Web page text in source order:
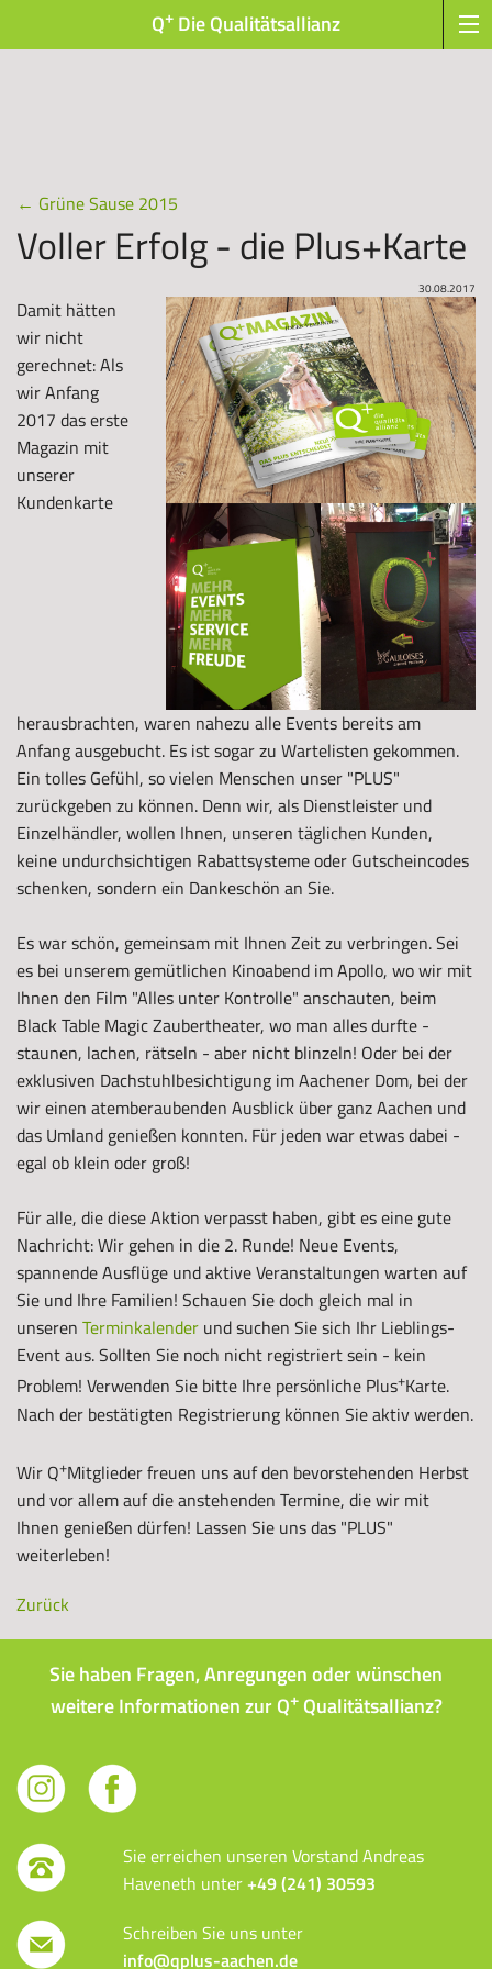
Q+ Die Qualitätsallianz
← Grüne Sause 2015
Voller Erfolg - die Plus+Karte
30.08.2017
Damit hätten
wir nicht
gerechnet: Als
wir Anfang
2017 das erste
Magazin mit
unserer
Kundenkarte
herausbrachten, waren nahezu alle Events bereits am
Anfang ausgebucht. Es ist sogar zu Wartelisten gekommen.
Ein tolles Gefühl, so vielen Menschen unser "PLUS"
zurückgeben zu können. Denn wir, als Dienstleister und
Einzelhändler, wollen Ihnen, unseren täglichen Kunden,
keine undurchsichtigen Rabattsysteme oder Gutscheincodes
schenken, sondern ein Dankeschön an Sie.
Es war schön, gemeinsam mit Ihnen Zeit zu verbringen. Sei
es bei unserem gemütlichen Kinoabend im Apollo, wo wir mit
Ihnen den Film "Alles unter Kontrolle" anschauten, beim
Black Table Magic Zaubertheater, wo man alles durfte -
staunen, lachen, rätseln - aber nicht blinzeln! Oder bei der
exklusiven Dachstuhlbesichtigung im Aachener Dom, bei der
wir einen atemberaubenden Ausblick über ganz Aachen und
das Umland genießen konnten. Für jeden war etwas dabei -
egal ob klein oder groß!
Für alle, die diese Aktion verpasst haben, gibt es eine gute
Nachricht: Wir gehen in die 2. Runde! Neue Events,
spannende Ausflüge und aktive Veranstaltungen warten auf
Sie und Ihre Familien! Schauen Sie doch gleich mal in
unseren Terminkalender und suchen Sie sich Ihr Lieblings-
Event aus. Sollten Sie noch nicht registriert sein - kein
Problem! Verwenden Sie bitte Ihre persönliche Plus+Karte.
Nach der bestätigten Registrierung können Sie aktiv werden.
Wir Q+Mitglieder freuen uns auf den bevorstehenden Herbst
und vor allem auf die anstehenden Termine, die wir mit
Ihnen genießen dürfen! Lassen Sie uns das "PLUS"
weiterleben!
Zurück
Sie haben Fragen, Anregungen oder wünschen
weitere Informationen zur Q+Qualitätsallianz?
Sie erreichen unseren Vorstand Andreas
Haveneth unter+49 (241) 30593
Schreiben Sie uns unter
info@qplus-aachen.de